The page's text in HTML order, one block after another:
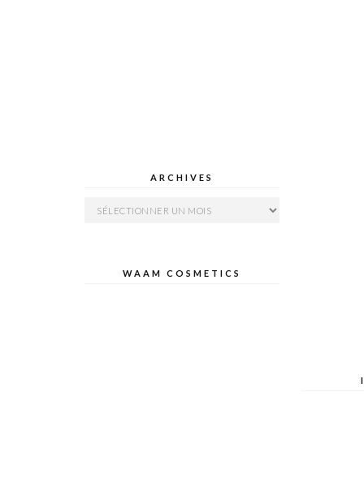
ARCHIVES
Archives
WAAM COSMETICS